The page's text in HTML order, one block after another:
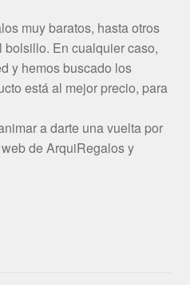
muy baratos, hasta otros
En cualquier caso,
y hemos buscado los
está al mejor precio, para
a darte una vuelta por
de ArquiRegalos y